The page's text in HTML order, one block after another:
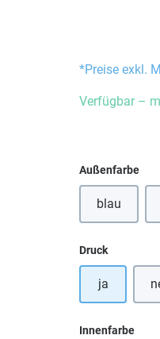
*Preise exkl.
Verfügbar –
Außenfarbe
blau(Diese
Druck
ja
Innenfarbe